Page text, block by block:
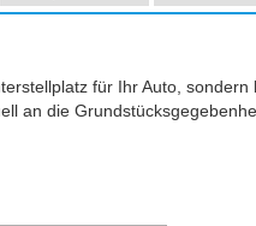
für Ihr Auto,
an die